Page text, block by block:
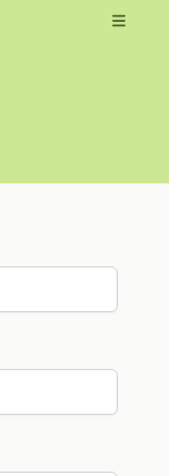
Open